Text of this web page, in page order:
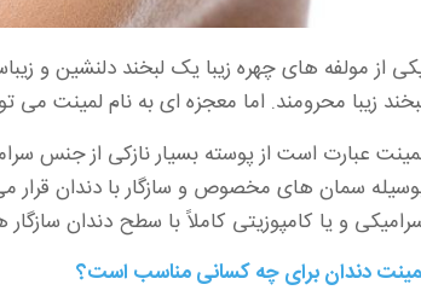
از مولفه های چهره زیبا یک لبخند دلنشین و
زیبا محرومند. اما معجزه ای به نام لمینت می
عبارت است از پوسته بسیار نازکی از جنس
سمان های مخصوص و سازگار با دندان قرار
و یا کامپوزیتی کاملاً با سطح دندان
دندانبرای چه کسانی مناسب است؟